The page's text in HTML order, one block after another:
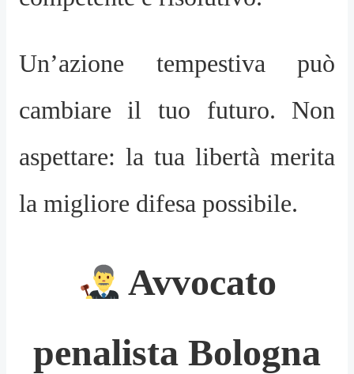
Un’azione tempestiva può
cambiare il tuo futuro. Non
aspettare: la tua libertà merita
la migliore difesa possibile.
Avvocato
penalista Bologna